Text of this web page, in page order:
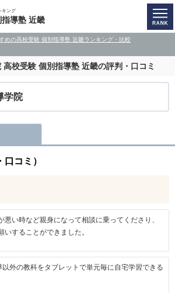
キング
導塾 近畿
めの高校受験 個別指導塾 近畿ランキング・比較
高校受験 個別指導塾 近畿の評判・口コミ
学院
コミ）
悪い時など親身になって相談に乗ってくださり、
いすることができました。
以外の教科をタブレットで単元毎に自宅学習できる